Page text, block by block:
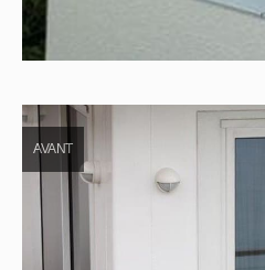
AVANT